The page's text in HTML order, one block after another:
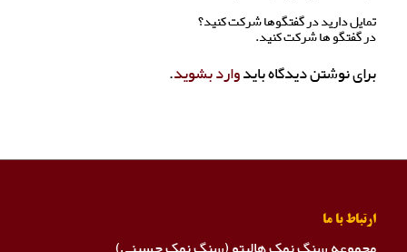
تمایل دارید در گفتگوها شرکت کنید؟
در گفتگو ها شرکت کنید.
برای نوشتن دیدگاه بایدوارد بشوید.
ارتباط با ما